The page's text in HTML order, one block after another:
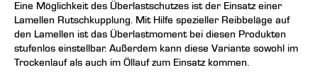
Eine Möglichkeit des Überlastschutzes ist der Einsatz einer
Lamellen Rutschkupplung. Mit Hilfe spezieller Reibbeläge auf
den Lamellen ist das Überlastmoment bei diesen Produkten
stufenlos einstellbar. Außerdem kann diese Variante sowohl im
Trockenlauf als auch im Öllauf zum Einsatz kommen.